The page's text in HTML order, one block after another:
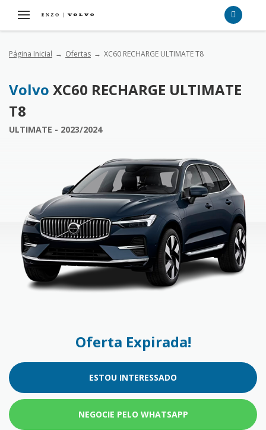
Página Inicial Ofertas XC60 RECHARGE ULTIMATE T8
Volvo XC60 RECHARGE ULTIMATE
T8
ULTIMATE - 2023/2024
Oferta Expirada!
ESTOU INTERESSADO
NEGOCIE PELO WHATSAPP